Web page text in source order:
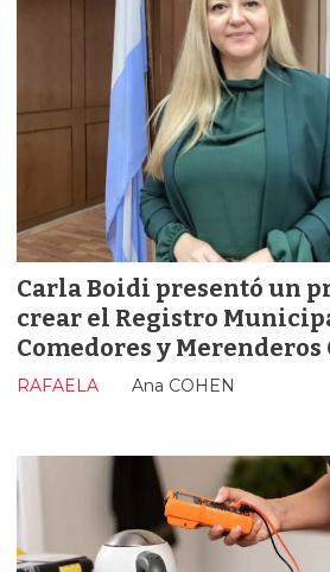
Carla Boidi presentó un
crear el Registro
Comedores y
Ana COHEN
RAFAELA